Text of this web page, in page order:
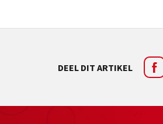
DEEL DIT ARTIKEL